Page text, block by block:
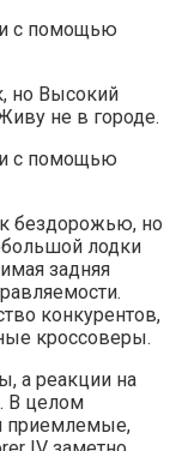
но Высокий
не в городе.
бездорожью, но
лодки
задняя
конкурентов,
кроссоверы.
а реакции на
В целом
приемлемые,